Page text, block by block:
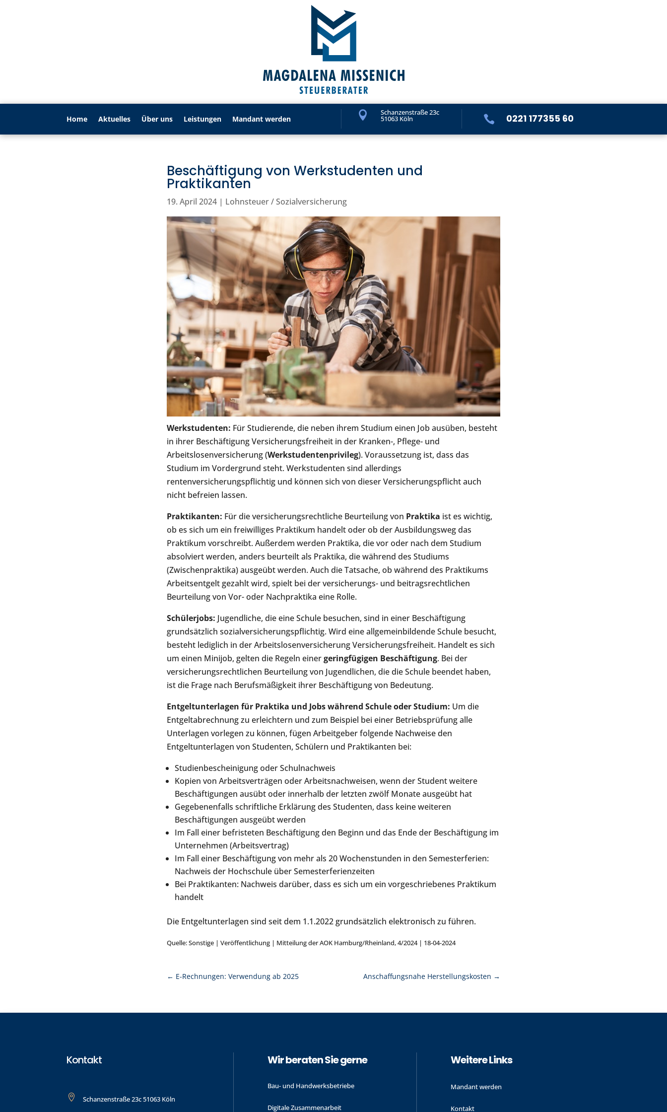
Home Aktu­elles Über uns Leistungen Mandant werden  Schanzenstraße 23c
51063 Köln  0221 177355 60
Beschäftigung von Werkstudenten und
Praktikanten
19. April 2024 | Lohnsteuer / Sozialversicherung
Werkstudenten: Für Studierende, die neben ihrem Studium einen Job ausüben, besteht
in ihrer Beschäftigung Versicherungsfreiheit in der Kranken-, Pflege- und
Arbeitslosenversicherung (Werkstudentenprivileg). Voraussetzung ist, dass das
Studium im Vordergrund steht. Werkstudenten sind allerdings
rentenversicherungspflichtig und können sich von dieser Versicherungspflicht auch
nicht befreien lassen.
Praktikanten: Für die versicherungsrechtliche Beurteilung von Praktika ist es wichtig,
ob es sich um ein freiwilliges Praktikum handelt oder ob der Ausbildungsweg das
Praktikum vorschreibt. Außerdem werden Praktika, die vor oder nach dem Studium
absolviert werden, anders beurteilt als Praktika, die während des Studiums
(Zwischenpraktika) ausgeübt werden. Auch die Tatsache, ob während des Praktikums
Arbeitsentgelt gezahlt wird, spielt bei der versicherungs- und beitragsrechtlichen
Beurteilung von Vor- oder Nachpraktika eine Rolle.
Schülerjobs: Jugendliche, die eine Schule besuchen, sind in einer Beschäftigung
grundsätzlich sozialversicherungspflichtig. Wird eine allgemeinbildende Schule besucht,
besteht lediglich in der Arbeitslosenversicherung Versicherungsfreiheit. Handelt es sich
um einen Minijob, gelten die Regeln einergeringfügigen Beschäftigung. Bei der
versicherungsrechtlichen Beurteilung von Jugendlichen, die die Schule beendet haben,
ist die Frage nach Berufsmäßigkeit ihrer Beschäftigung von Bedeutung.
Entgeltunterlagen für Praktika und Jobs während Schule oder Studium: Um die
Entgeltabrechnung zu erleichtern und zum Beispiel bei einer Betriebsprüfung alle
Unterlagen vorlegen zu können, fügen Arbeitgeber folgende Nachweise den
Entgeltunterlagen von Studenten, Schülern und Praktikanten bei:
Studienbescheinigung oder Schulnachweis
Kopien von Arbeitsverträgen oder Arbeitsnachweisen, wenn der Student weitere
Beschäftigungen ausübt oder innerhalb der letzten zwölf Monate ausgeübt hat
Gegebenenfalls schriftliche Erklärung des Studenten, dass keine weiteren
Beschäftigungen ausgeübt werden
Im Fall einer befristeten Beschäftigung den Beginn und das Ende der Beschäftigung im
Unternehmen (Arbeitsvertrag)
Im Fall einer Beschäftigung von mehr als 20 Wochenstunden in den Semesterferien:
Nachweis der Hochschule über Semesterferienzeiten
Bei Praktikanten: Nachweis darüber, dass es sich um ein vorgeschriebenes Praktikum
handelt
Die Entgeltunterlagen sind seit dem 1.1.2022 grundsätzlich elektronisch zu führen.
Quelle: Sonstige | Veröffentlichung | Mitteilung der AOK Hamburg/Rheinland, 4/2024 | 18-04-2024
← E-Rechnungen: Verwendung ab 2025 Anschaffungsnahe Herstellungskosten →
Kontakt
 Schanzenstraße 23c 51063 Köln
Wir beraten Sie gerne
Bau- und Handwerks­betriebe
Digitale Zusammenarbeit
Weitere Links
Mandant werden
Kontakt